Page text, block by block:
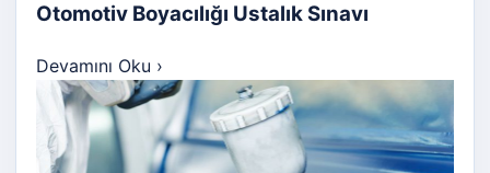
Otomotiv Boyacılığı Ustalık Sınavı
Devamını Oku ›